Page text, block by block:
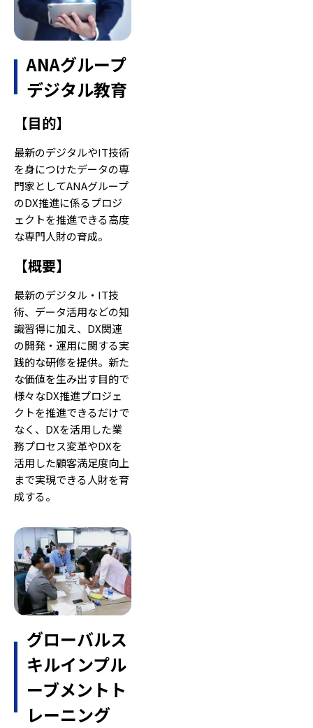
ANAグループ
デジタル教育
【目的】
最新のデジタルやIT技術
を身につけたデータの専
門家としてANAグループ
のDX推進に係るプロジ
ェクトを推進できる高度
な専門人財の育成。
【概要】
最新のデジタル・IT技
術、データ活用などの知
識習得に加え、DX関連
の開発・運用に関する実
践的な研修を提供。新た
な価値を生み出す目的で
様々なDX推進プロジェ
クトを推進できるだけで
なく、DXを活用した業
務プロセス変革やDXを
活用した顧客満足度向上
まで実現できる人財を育
成する。
グローバルス
キルインプル
ーブメントト
レーニング